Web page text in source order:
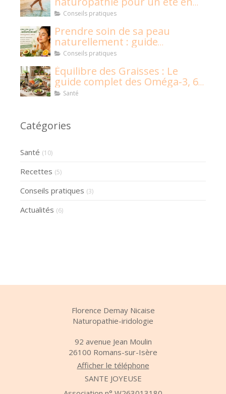
pleine santé !
Conseils pratiques
Prendre soin de sa peau
naturellement : guide
naturopathique
Conseils pratiques
Équilibre des Graisses : Le
guide complet des Oméga-3, 6,
9 et graisses saturées
Santé
Catégories
Santé (10)
Recettes (5)
Conseils pratiques (3)
Actualités (6)
Florence Demay Nicaise
Naturopathie-iridologie
92 avenue Jean Moulin
26100 Romans-sur-Isère
Afficher le téléphone
SANTE JOYEUSE